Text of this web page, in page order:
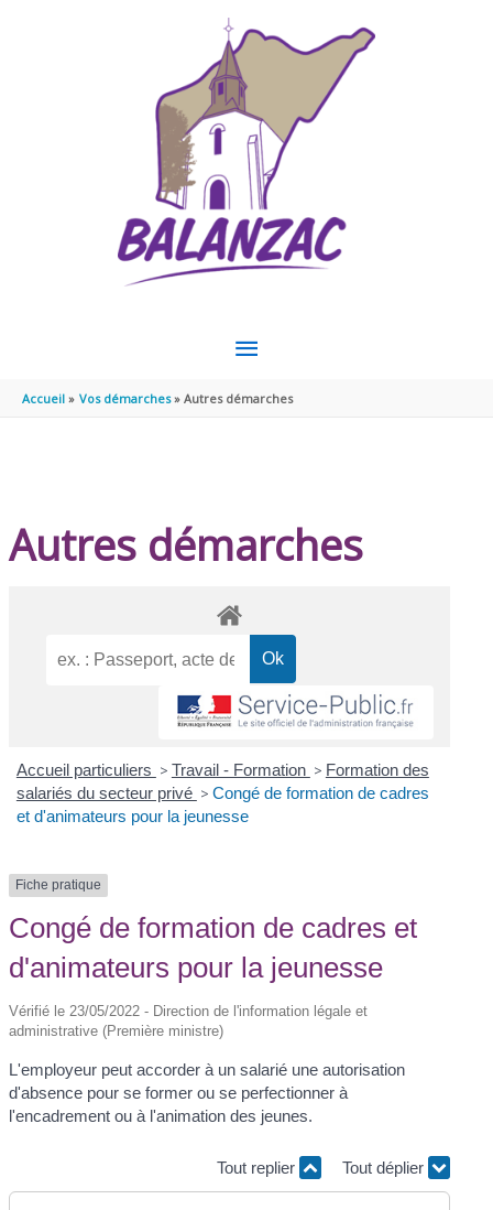
MENU
PRINCIPAL
Accueil Vos démarches Autres démarches
Autres démarches
Accueil particuliers > Travail - Formation > Formation des
salariés du secteur privé > Congé de formation de cadres
et d'animateurs pour la jeunesse
Fiche pratique
Congé de formation de cadres et
d'animateurs pour la jeunesse
Vérifié le 23/05/2022 - Direction de l'information légale et
administrative (Première ministre)
L'employeur peut accorder à un salarié une autorisation
d'absence pour se former ou se perfectionner à
l'encadrement ou à l'animation des jeunes.
Tout replier Tout déplier